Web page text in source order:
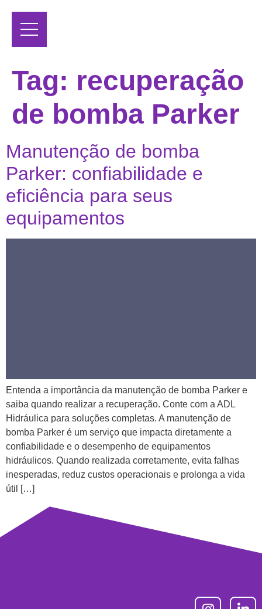
Tag: recuperação
de bomba Parker
Manutenção de bomba
Parker: confiabilidade e
eficiência para seus
equipamentos
Entenda a importância da manutenção de bomba Parker e
saiba quando realizar a recuperação. Conte com a ADL
Hidráulica para soluções completas. A manutenção de
bomba Parker é um serviço que impacta diretamente a
confiabilidade e o desempenho de equipamentos
hidráulicos. Quando realizada corretamente, evita falhas
inesperadas, reduz custos operacionais e prolonga a vida
útil […]